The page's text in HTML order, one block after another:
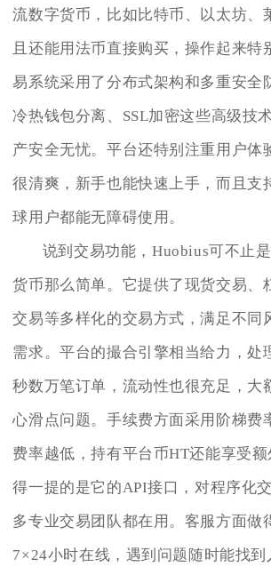
流数字货币，比如比特币、以太坊、
且还能用法币直接购买，操作起来特
易系统采用了分布式架构和多重安全
冷热钱包分离、SSL加密这些高级技
产安全无忧。平台还特别注重用户体
很清爽，新手也能快速上手，而且支
球用户都能无障碍使用。
说到交易功能，Huobius可不止
货币那么简单。它提供了现货交易、
交易等多样化的交易方式，满足不同
需求。平台的撮合引擎相当给力，处
秒数万笔订单，流动性也很充足，大
心滑点问题。手续费方面采用阶梯费
费率越低，持有平台币HT还能享受
得一提的是它的API接口，对程序化
多专业交易团队都在用。客服方面做
7×24小时在线，遇到问题随时能找到